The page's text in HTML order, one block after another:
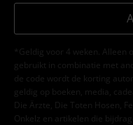
*Geldig voor 4 weken. Alleen
gebruikt in combinatie met
de code wordt de korting
geldig op boeken, media,
Die Ärzte, Die Toten Hosen,
Onkelz en artikelen die